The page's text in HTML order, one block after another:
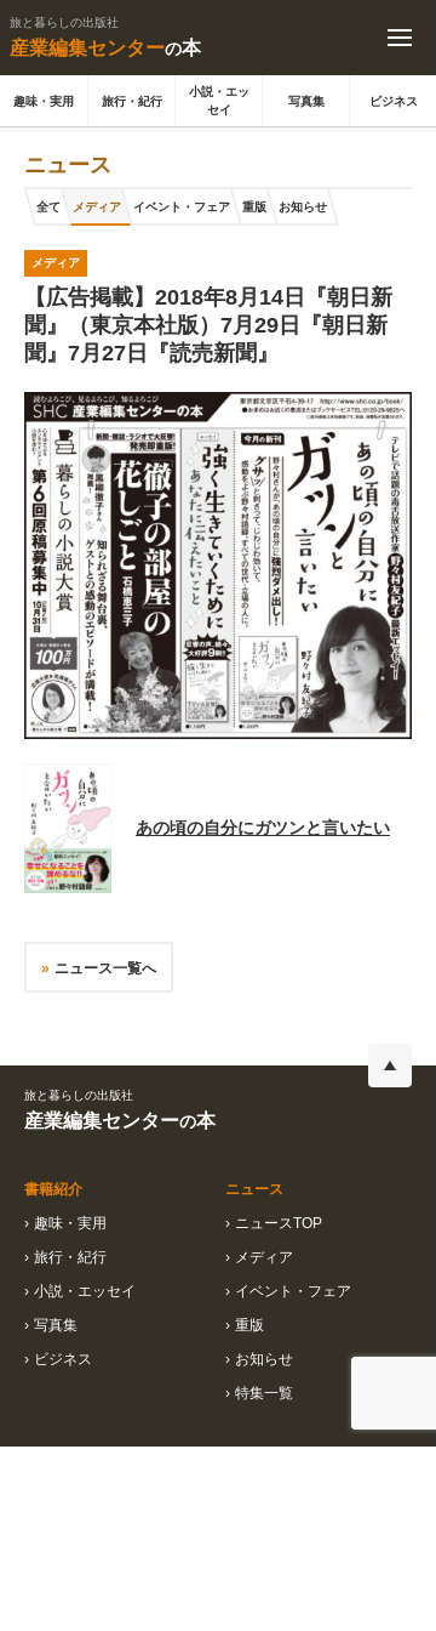
旅と暮らしの出版社
産業編集センターの本
趣味・実用 旅行・紀行
小説・エッ
セイ
写真集 ビジネス
ニュース
全て メディア イベント・フェア 重版 お知らせ
メディア
【広告掲載】2018年8月14日『朝日新
聞』（東京本社版）7月29日『朝日新
聞』7月27日『読売新聞』
あの頃の自分にガツンと言いたい
ニュース一覧へ
旅と暮らしの出版社
産業編集センターの本
書籍紹介
› 趣味・実用
› 旅行・紀行
› 小説・エッセイ
› 写真集
› ビジネス
ニュース
› ニュースTOP
› メディア
› イベント・フェア
› 重版
› お知らせ
› 特集一覧